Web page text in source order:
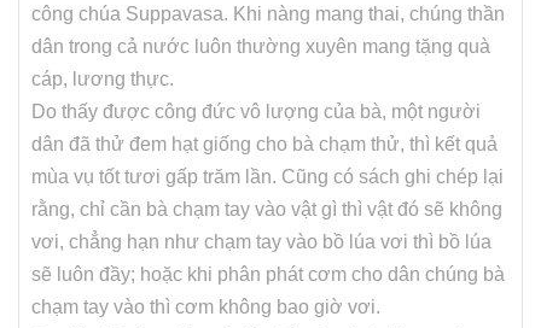
công chúa Suppavasa. Khi nàng mang thai, chúng thần
dân trong cả nước luôn thường xuyên mang tặng quà
cáp, lương thực.
Do thấy được công đức vô lượng của bà, một người
dân đã thử đem hạt giống cho bà chạm thử, thì kết quả
mùa vụ tốt tươi gấp trăm lần. Cũng có sách ghi chép lại
rằng, chỉ cần bà chạm tay vào vật gì thì vật đó sẽ không
vơi, chẳng hạn như chạm tay vào bồ lúa vơi thì bồ lúa
sẽ luôn đầy; hoặc khi phân phát cơm cho dân chúng bà
chạm tay vào thì cơm không bao giờ vơi.